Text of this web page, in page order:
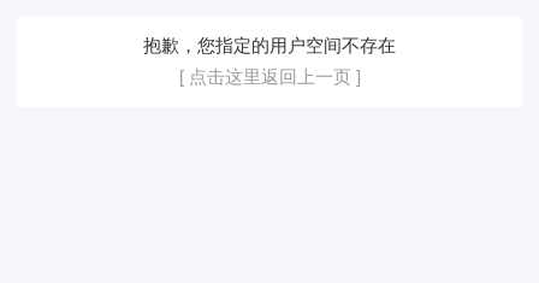
抱歉，您指定的用户空间不存在
[ 点击这里返回上一页 ]